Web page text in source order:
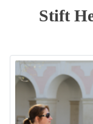
Stift